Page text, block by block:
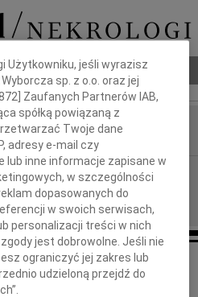
pogrzebowy
Mirze i Maciejowi
Użytkowniku, jeśli wyrazisz
sp. z o.o. oraz jej
] Zaufanych Partnerów IAB,
spółką powiązaną z
Twoje dane
adresy e-mail czy
lub inne informacje zapisane w
w szczególności
dopasowanych do
w swoich serwisach,
personalizacji treści w nich
jest dobrowolne. Jeśli nie
ograniczyć jej zakres lub
udzieloną przejdź do